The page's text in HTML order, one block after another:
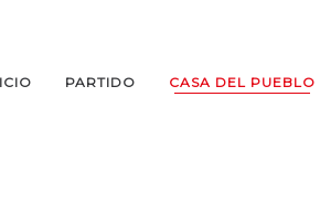
PARTIDO CASA DEL PUEBLO